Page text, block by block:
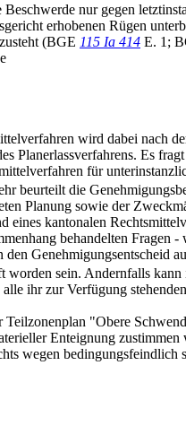
Beschwerde nur gegen
erhobenen Rügen
(BGE 115 Ia 414 E. 1;
wird dabei nach
Planerlassverfahrens. Es
für
beurteilt die
Planung sowie der
eines kantonalen
behandelten
Genehmigungsentscheid
worden sein. Andernfalls
ihr zur Verfügung
"Obere
Enteignung
wegen